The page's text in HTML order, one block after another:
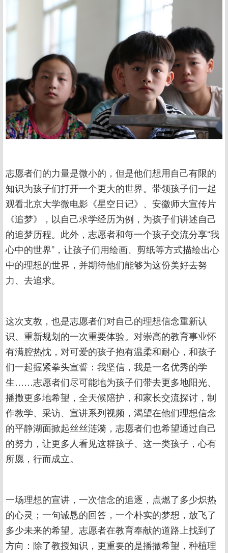
志愿者们的力量是微小的，但是他们想用自己有限的
知识为孩子们打开一个更大的世界。带领孩子们一起
观看北京大学微电影《星空日记》、安徽师大宣传片
《追梦》，以自己求学经历为例，为孩子们讲述自己
的追梦历程。此外，志愿者和每一个孩子交流分享“我
心中的世界”，让孩子们用绘画、剪纸等方式描绘出心
中的理想的世界，并期待他们能够为这份美好去努
力、去追求。
这次支教，也是志愿者们对自己的理想信念重新认
识、重新规划的一次重要体验。对崇高的教育事业怀
有满腔热忱，对可爱的孩子抱有温柔和耐心，和孩子
们一起握紧拳头宣誓：我坚信，我是一名优秀的学
生……志愿者们尽可能地为孩子们带去更多地阳光、
播撒更多地希望，全天候陪护，和家长交流探讨，制
作教学、采访、宣讲系列视频，渴望在他们理想信念
的平静湖面掀起丝丝涟漪，志愿者们也希望通过自己
的努力，让更多人看见这群孩子、这一类孩子，心有
所愿，行而成立。
一场理想的宣讲，一次信念的追逐，点燃了多少炽热
的心灵；一句诚恳的回答，一个朴实的梦想，放飞了
多少未来的希望。志愿者在教育奉献的道路上找到了
方向：除了教授知识，更重要的是播撒希望，种植理